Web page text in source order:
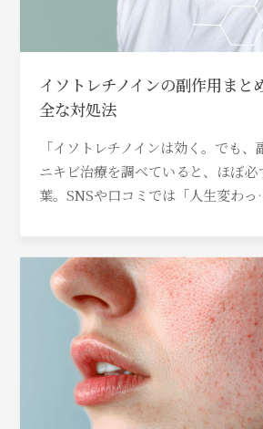
イソトレチノインの副作用まと
全な対処法
「イソトレチノインは効く。でも、
ニキビ治療を調べていると、ほぼ必
葉。SNSや口コミでは「人生変わ